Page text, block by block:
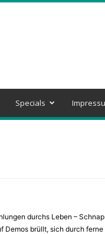
Specials
durchs Leben –
Demos brüllt, sich durch